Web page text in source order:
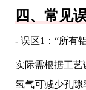
四、常见
- 误区1：“所有
实际需根据工艺
氢气可减少孔隙